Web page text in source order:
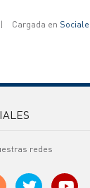
| Cargada en
redes